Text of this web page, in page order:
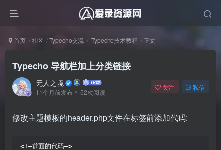
首页 社区 Typecho交流 Typecho技术教程 正文
Typecho 导航栏加上分类链接
无人之境
11个月前发布 52次阅读
关注 私信
修改主题模板的header.php文件在标签前添加代码:
< !–前面的代码–>